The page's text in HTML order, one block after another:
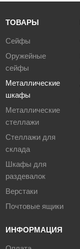
ТОВАРЫ
Сейфы
Оружейные
сейфы
Металлические
шкафы
Металлические
стеллажи
Стеллажи для
склада
Шкафы для
раздевалок
Верстаки
Почтовые ящики
ИНФОРМАЦИЯ